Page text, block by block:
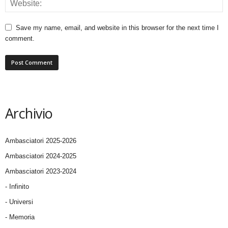
Save my name, email, and website in this browser for the next time I
comment.
Archivio
Ambasciatori 2025-2026
Ambasciatori 2024-2025
Ambasciatori 2023-2024
- Infinito
- Universi
- Memoria